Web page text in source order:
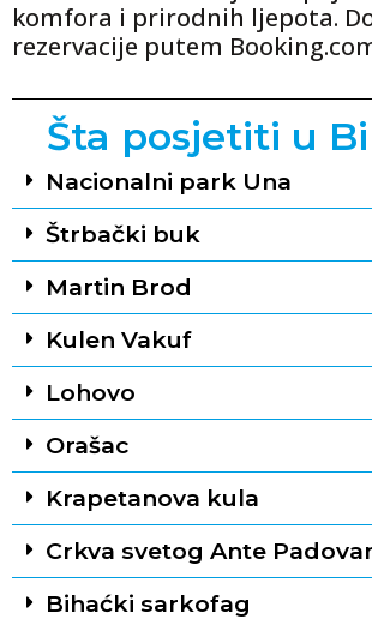
komfora i prirodnih ljepota.
rezervacije putem
Šta posjetiti u
Nacionalni park Una
Štrbački buk
Martin Brod
Kulen Vakuf
Lohovo
Orašac
Krapetanova kula
Crkva svetog Ante
Bihaćki sarkofag